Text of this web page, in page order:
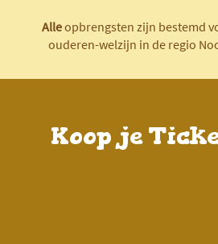
Alleopbrengsten zijn bestemd
ouderen-welzijn in de regio
Koop je